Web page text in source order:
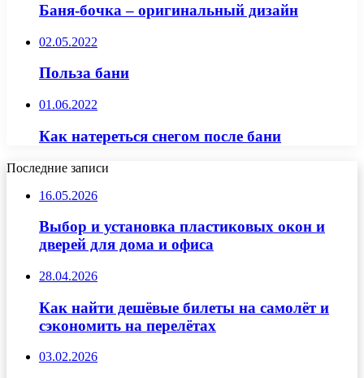
Баня-бочка – оригинальный дизайн
02.05.2022
Польза бани
01.06.2022
Как натереться снегом после бани
Последние записи
16.05.2026
Выбор и установка пластиковых окон и
дверей для дома и офиса
28.04.2026
Как найти дешёвые билеты на самолёт и
сэкономить на перелётах
03.02.2026